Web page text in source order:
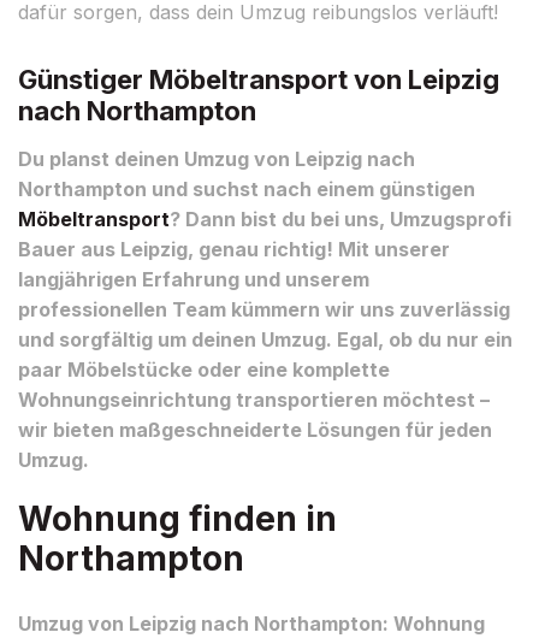
dafür sorgen, dass dein Umzug reibungslos verläuft!
Günstiger Möbeltransport von Leipzig
nach Northampton
Du planst deinen Umzug von Leipzig nach
Northampton und suchst nach einem günstigen
Möbeltransport? Dann bist du bei uns, Umzugsprofi
Bauer aus Leipzig, genau richtig! Mit unserer
langjährigen Erfahrung und unserem
professionellen Team kümmern wir uns zuverlässig
und sorgfältig um deinen Umzug. Egal, ob du nur ein
paar Möbelstücke oder eine komplette
Wohnungseinrichtung transportieren möchtest –
wir bieten maßgeschneiderte Lösungen für jeden
Umzug.
Wohnung finden in
Northampton
Umzug von Leipzig nach Northampton: Wohnung